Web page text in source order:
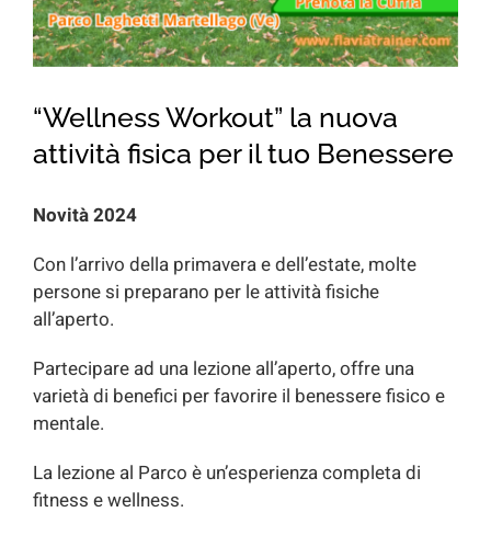
“Wellness Workout” la nuova
attività fisica per il tuo Benessere
Novità 2024
Con l’arrivo della primavera e dell’estate, molte
persone si preparano per le attività fisiche
all’aperto.
Partecipare ad una lezione all’aperto, offre una
varietà di benefici per favorire il benessere fisico e
mentale.
La lezione al Parco è un’esperienza completa di
fitness e wellness.